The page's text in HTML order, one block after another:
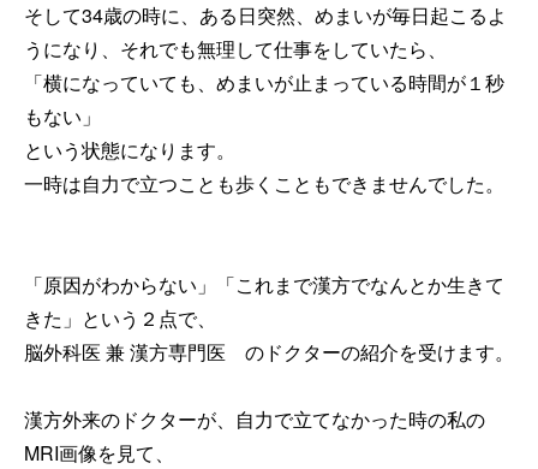
そして34歳の時に、ある日突然、めまいが毎日起こるよ
うになり、それでも無理して仕事をしていたら、
「横になっていても、めまいが止まっている時間が１秒
もない」
という状態になります。
一時は自力で立つことも歩くこともできませんでした。
「原因がわからない」「これまで漢方でなんとか生きて
きた」という２点で、
脳外科医 兼 漢方専門医 のドクターの紹介を受けます。
漢方外来のドクターが、自力で立てなかった時の私の
MRI画像を見て、